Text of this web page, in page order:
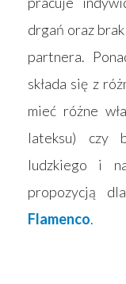
drgań oraz
partnera.
składa się z
mieć różne
lateksu) czy
ludzkiego i
propozycją
Flamenco.